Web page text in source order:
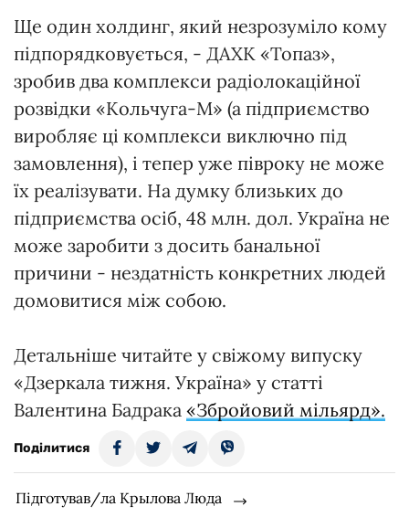
Ще один холдинг, який незрозуміло кому
підпорядковується, - ДАХК «Топаз»,
зробив два комплекси радіолокаційної
розвідки «Кольчуга-М» (а підприємство
виробляє ці комплекси виключно під
замовлення), і тепер уже півроку не може
їх реалізувати. На думку близьких до
підприємства осіб, 48 млн. дол. Україна не
може заробити з досить банальної
причини - нездатність конкретних людей
домовитися між собою.
Детальніше читайте у свіжому випуску
«Дзеркала тижня. Україна» у статті
Валентина Бадрака «Збройовий мільярд».
Поділитися
Підготував/ла Крылова Люда